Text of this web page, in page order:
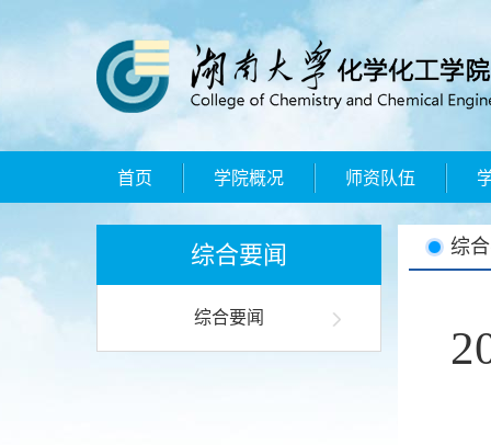
首页 学院概况 师资队伍
综合要闻
综合要闻
综